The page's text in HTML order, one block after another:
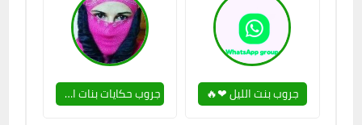
جروب بنت الليل ❤🔥 جروب حكايات بنات اخر زمن 🥵🤞